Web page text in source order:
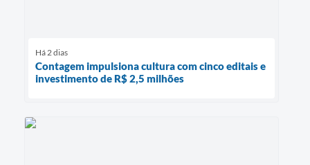
Há 2 dias
Contagem impulsiona cultura com cinco editais e
investimento de R$ 2,5 milhões